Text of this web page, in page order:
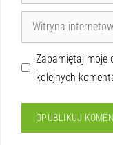
Zapamiętaj moje
kolejnych